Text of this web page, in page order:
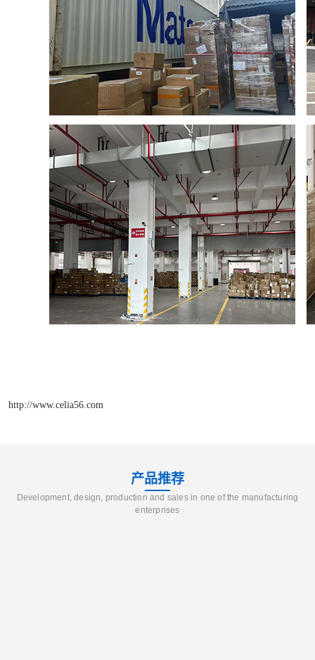
http://www.celia56.com
产品推荐
Development, design, production and sales in one of the manufacturing
enterprises